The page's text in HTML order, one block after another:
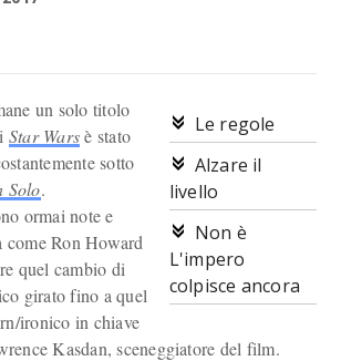
Le regole
Alzare il
livello
Non è
L'impero
colpisce ancora
un solo titolo
Star Warsè stato
sotto
Solo.
ormai note e
Ron Howard
quel cambio di
girato fino a quel
ironico in chiave
Kasdan, sceneggiatore del film.